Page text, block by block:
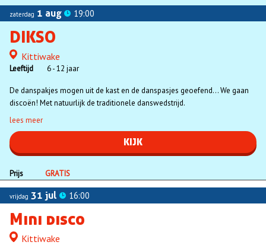
zaterdag 1 aug 19:00
DIKSO
LocatieKittiwake
Leeftijd 6 - 12 jaar
De danspakjes mogen uit de kast en de danspasjes geoefend… We gaan
discoën! Met natuurlijk de traditionele danswedstrijd.
lees meer
KIJK
Prijs GRATIS
vrijdag 31 jul 16:00
Mini disco
LocatieKittiwake